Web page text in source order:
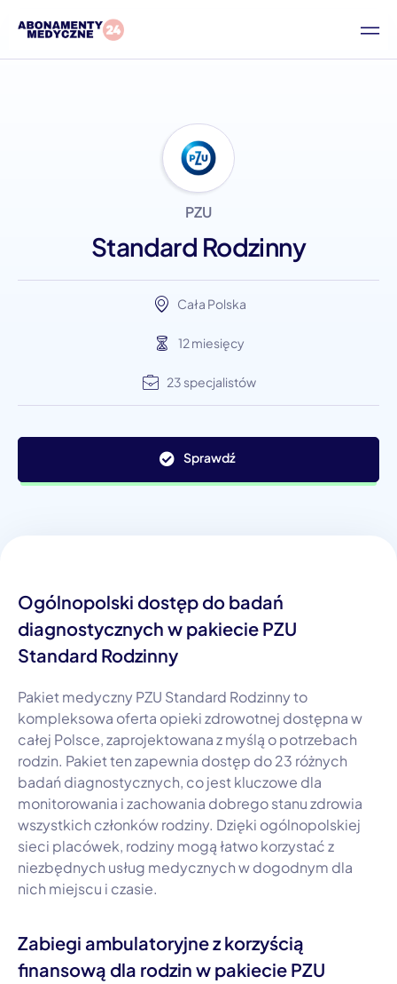
PZU
Standard Rodzinny
Cała Polska
12 miesięcy
23 specjalistów
Sprawdź
Ogólnopolski dostęp do badań
diagnostycznych w pakiecie PZU
Standard Rodzinny
Pakiet medyczny PZU Standard Rodzinny to
kompleksowa oferta opieki zdrowotnej dostępna w
całej Polsce, zaprojektowana z myślą o potrzebach
rodzin. Pakiet ten zapewnia dostęp do 23 różnych
badań diagnostycznych, co jest kluczowe dla
monitorowania i zachowania dobrego stanu zdrowia
wszystkich członków rodziny. Dzięki ogólnopolskiej
sieci placówek, rodziny mogą łatwo korzystać z
niezbędnych usług medycznych w dogodnym dla
nich miejscu i czasie.
Zabiegi ambulatoryjne z korzyścią
finansową dla rodzin w pakiecie PZU